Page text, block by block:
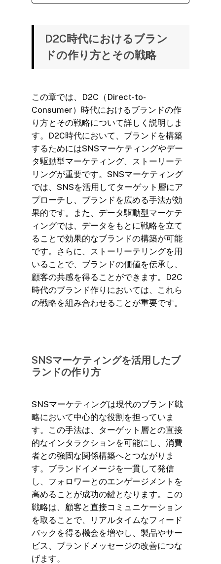
D2C時代におけるブラン
ドの作り方とその戦略
この章では、D2C（Direct-to-
Consumer）時代におけるブランドの作
り方とその戦略について詳しく説明しま
す。D2C時代において、ブランドを構築
するためにはSNSマーケティングやデー
タ駆動型マーケティング、ストーリーテ
リングが重要です。SNSマーケティング
では、SNSを活用してターゲット層にア
プローチし、ブランドを広める手法が効
果的です。また、データ駆動型マーケテ
ィングでは、データをもとに戦略を立て
ることで効果的なブランドの構築が可能
です。さらに、ストーリーテリングを用
いることで、ブランドの価値を伝承し、
顧客の共感を得ることができます。D2C
時代のブランド作りにおいては、これら
の戦略を組み合わせることが重要です。
SNSマーケティングを活用したブ
ランドの作り方
SNSマーケティングは現代のブランド戦
略において中心的な役割を担っていま
す。この手法は、ターゲット層との直接
的なインタラクションを可能にし、消費
者との強固な関係構築へとつながりま
す。ブランドイメージを一貫して発信
し、フォロワーとのエンゲージメントを
高めることが成功の鍵となります。この
戦略は、顧客と直接コミュニケーション
を取ることで、リアルタイムなフィード
バックを得る機会を増やし、製品やサー
ビス、ブランドメッセージの改善につな
げます。